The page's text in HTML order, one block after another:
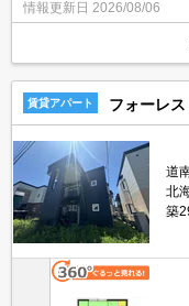
情報更新日 2026/08/06
賃貸アパート フォーレス
道
北
築